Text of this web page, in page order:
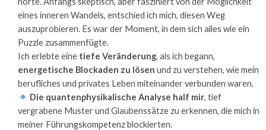
eines inneren Wandels, entschied ich mich, diesen Weg
auszuprobieren. Es war der Moment, in dem sich alles wie ein
Puzzle zusammenfügte.
Ich erlebte eine tiefe Veränderung, als ich begann,
energetische Blockaden zu lösen und zu verstehen, wie mein
berufliches und privates Leben miteinander verbunden waren.
Die quantenphysikalische Analyse half mir, tief
vergrabene Muster und Glaubenssätze zu erkennen, die mich in
meiner Führungskompetenz blockierten.